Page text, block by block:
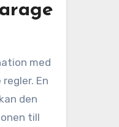
med
En
den
till